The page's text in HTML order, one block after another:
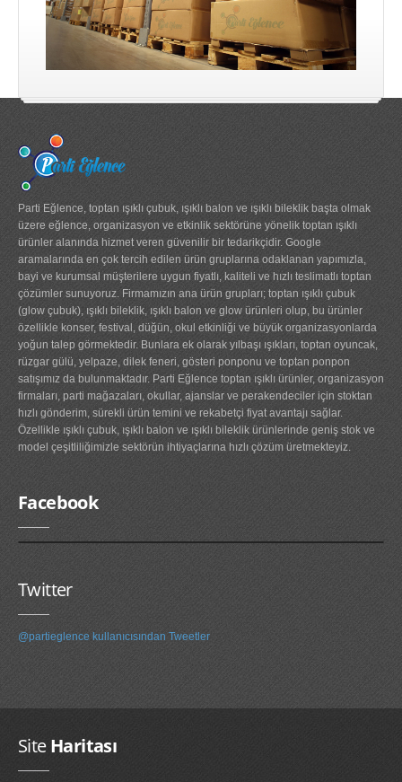
Işıklı Balonlar
ışıklı bileklik
ışıklı bileklikler
ışıklı çubuk toptan
Işıklı Çubuklar
ışıklı dekor & promosyon ürünler
ışıklı gözlükler
ışıklı kılıç
Işıklı Kirpi Yoyo & Toplar
ışıklı kravat
ışıklı pervane
ışıklı sapan
ışıklı tabanca
Işıklı Taçlar
ışıklı tef
kullan at yağmurluk toptan
PARTİ ÜRÜNLERİ
Parti Balonları
Parti Gözlükleri
Parti Eğlence, toptan ışıklı çubuk, ışıklı balon ve ışıklı bileklik başta olmak
üzere eğlence, organizasyon ve etkinlik sektörüne yönelik toptan ışıklı
ürünler alanında hizmet veren güvenilir bir tedarikçidir. Google
aramalarında en çok tercih edilen ürün gruplarına odaklanan yapımızla,
bayi ve kurumsal müşterilere uygun fiyatlı, kaliteli ve hızlı teslimatlı toptan
çözümler sunuyoruz. Firmamızın ana ürün grupları; toptan ışıklı çubuk
(glow çubuk), ışıklı bileklik, ışıklı balon ve glow ürünleri olup, bu ürünler
özellikle konser, festival, düğün, okul etkinliği ve büyük organizasyonlarda
yoğun talep görmektedir. Bunlara ek olarak yılbaşı ışıkları, toptan oyuncak,
rüzgar gülü, yelpaze, dilek feneri, gösteri ponponu ve toptan ponpon
satışımız da bulunmaktadır. Parti Eğlence toptan ışıklı ürünler, organizasyon
firmaları, parti mağazaları, okullar, ajanslar ve perakendeciler için stoktan
hızlı gönderim, sürekli ürün temini ve rekabetçi fiyat avantajı sağlar.
Özellikle ışıklı çubuk, ışıklı balon ve ışıklı bileklik ürünlerinde geniş stok ve
model çeşitliliğimizle sektörün ihtiyaçlarına hızlı çözüm üretmekteyiz.
Facebook
Twitter
@partieglence kullanıcısından Tweetler
SiteHaritası